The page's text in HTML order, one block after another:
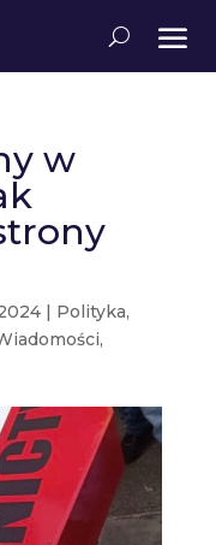
w
| Polityka,
,